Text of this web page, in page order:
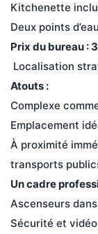
Kitchenette
Deux points d’eau
Prix du bureau :
Localisation
Atouts :
Complexe
Emplacement
À proximité
transports
Un cadre
Ascenseurs
Sécurité et